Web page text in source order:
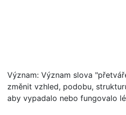
Význam: Význam slova
změnit vzhled, podobu,
aby vypadalo nebo fungovalo